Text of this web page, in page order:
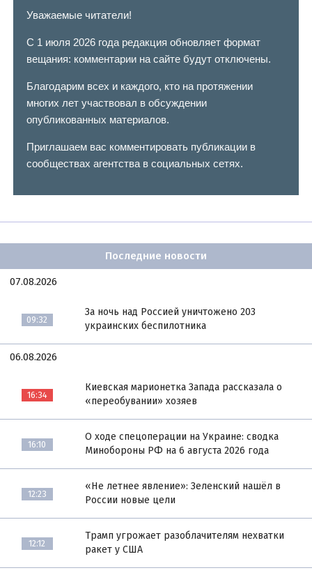
Уважаемые читатели!
С 1 июля 2026 года редакция обновляет формат
вещания: комментарии на сайте будут отключены.
Благодарим всех и каждого, кто на протяжении
многих лет участвовал в обсуждении
опубликованных материалов.
Приглашаем вас комментировать публикации в
сообществах агентства в социальных сетях.
Последние новости
07.08.2026
09:32
За ночь над Россией уничтожено 203
украинских беспилотника
06.08.2026
16:34
Киевская марионетка Запада рассказала о
«переобувании» хозяев
16:10
О ходе спецоперации на Украине: сводка
Минобороны РФ на 6 августа 2026 года
12:23
«Не летнее явление»: Зеленский нашёл в
России новые цели
12:12
Трамп угрожает разоблачителям нехватки
ракет у США